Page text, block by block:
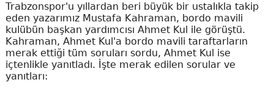
Trabzonspor'u yıllardan beri büyük bir ustalıkla takip
eden yazarımız Mustafa Kahraman, bordo mavili
kulübün başkan yardımcısı Ahmet Kul ile görüştü.
Kahraman, Ahmet Kul'a bordo mavili taraftarların
merak ettiği tüm soruları sordu, Ahmet Kul ise
içtenlikle yanıtladı. İşte merak edilen sorular ve
yanıtları: